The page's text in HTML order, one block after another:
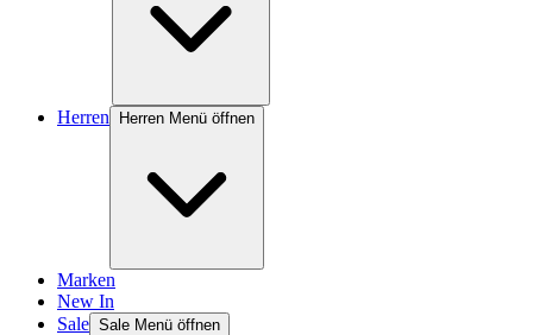
Herren Herren Menü öffnen
Marken
New In
Sale Sale Menü öffnen